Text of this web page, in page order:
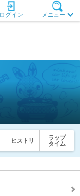
メニュー
ログイン
ヒストリ
ラップ
タイム